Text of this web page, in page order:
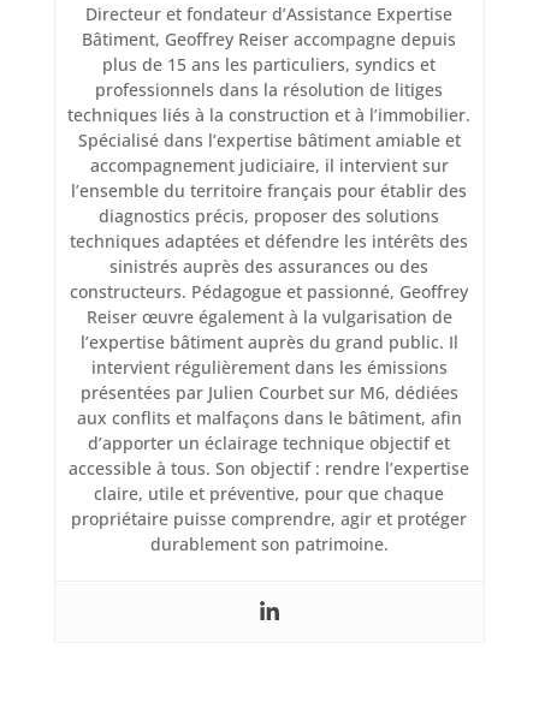
Directeur et fondateur d’Assistance Expertise
Bâtiment, Geoffrey Reiser accompagne depuis
plus de 15 ans les particuliers, syndics et
professionnels dans la résolution de litiges
techniques liés à la construction et à l’immobilier.
Spécialisé dans l’expertise bâtiment amiable et
accompagnement judiciaire, il intervient sur
l’ensemble du territoire français pour établir des
diagnostics précis, proposer des solutions
techniques adaptées et défendre les intérêts des
sinistrés auprès des assurances ou des
constructeurs. Pédagogue et passionné, Geoffrey
Reiser œuvre également à la vulgarisation de
l’expertise bâtiment auprès du grand public. Il
intervient régulièrement dans les émissions
présentées par Julien Courbet sur M6, dédiées
aux conflits et malfaçons dans le bâtiment, afin
d’apporter un éclairage technique objectif et
accessible à tous. Son objectif : rendre l’expertise
claire, utile et préventive, pour que chaque
propriétaire puisse comprendre, agir et protéger
durablement son patrimoine.